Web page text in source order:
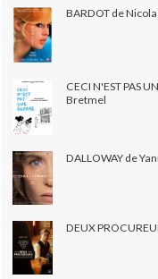
BARDOT de
CECI N'EST PAS
Bretmel
DALLOWAY de
DEUX